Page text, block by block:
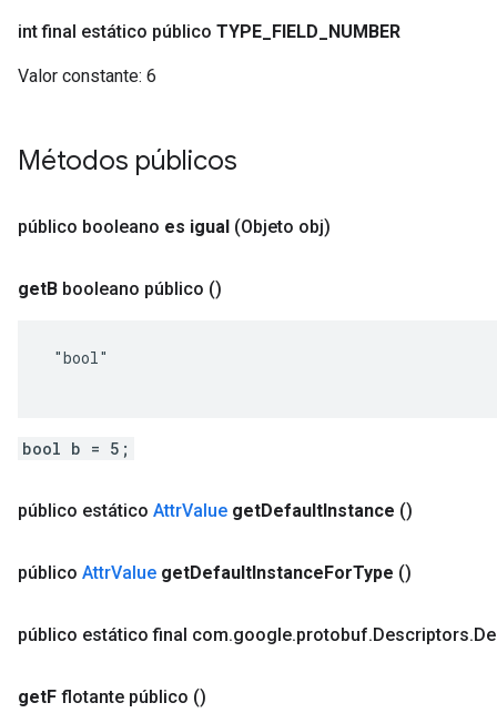
int final estático público TYPE FIELD NUMBER
Valor constante: 6
Métodos públicos
público booleano es igual (Objeto obj)
getB booleano público ()
"bool"
bool b = 5;
público estático AttrValue getDefaultInstance ()
público AttrValue getDefaultInstanceForType ()
público estático final com.google.protobuf.Descriptors.
getF flotante público ()